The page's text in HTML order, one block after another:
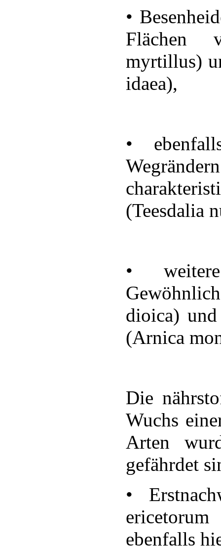
•
Flächen
myrtillus)
idaea),
•
(Teesdalia
•
dioica)
(Arnica
Die
Wuchs
Arten
gefährdet
•
ericetorum
ebenfalls